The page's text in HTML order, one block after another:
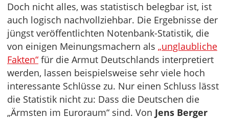
Doch nicht alles, was statistisch belegbar ist, ist
auch logisch nachvollziehbar. Die Ergebnisse der
jüngst veröffentlichten Notenbank-Statistik, die
von einigen Meinungsmachern als „unglaubliche
Fakten“ für die Armut Deutschlands interpretiert
werden, lassen beispielsweise sehr viele hoch
interessante Schlüsse zu. Nur einen Schluss lässt
die Statistik nicht zu: Dass die Deutschen die
„Ärmsten im Euroraum“ sind. Von Jens Berger